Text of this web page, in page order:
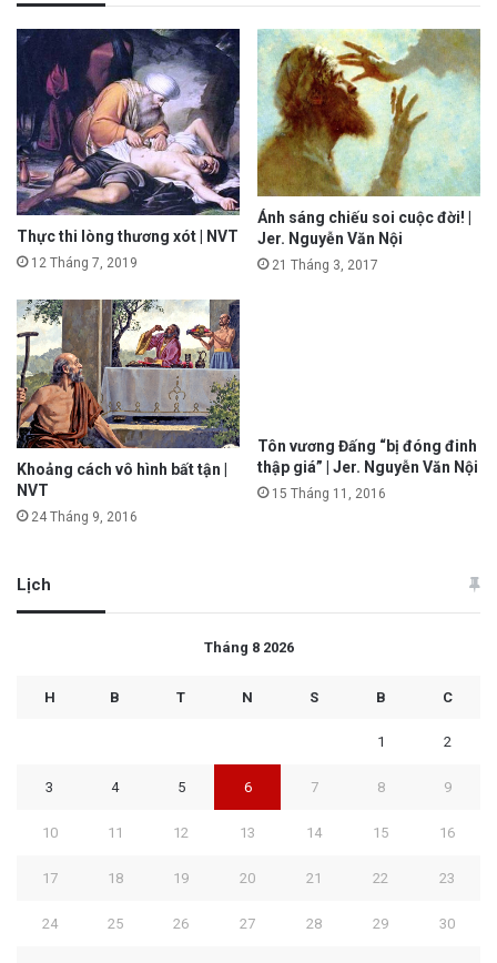
Thực thi lòng thương xót | NVT
12 Tháng 7, 2019
Ánh sáng chiếu soi cuộc đời! |
Jer. Nguyễn Văn Nội
21 Tháng 3, 2017
Khoảng cách vô hình bất tận |
NVT
24 Tháng 9, 2016
Tôn vương Đấng “bị đóng đinh
thập giá” | Jer. Nguyễn Văn Nội
15 Tháng 11, 2016
Lịch
Tháng 8 2026
H B T N S B C
1 2
3 4 5 6 7 8 9
10 11 12 13 14 15 16
17 18 19 20 21 22 23
24 25 26 27 28 29 30